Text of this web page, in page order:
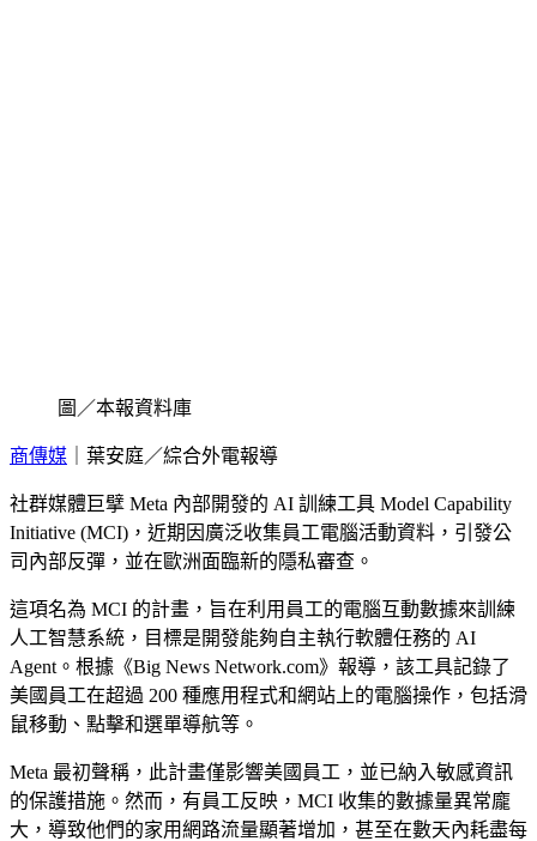
圖／本報資料庫
商傳媒 ｜葉安庭／綜合外電報導
社群媒體巨擘 Meta 內部開發的 AI 訓練工具 Model Capability
Initiative (MCI)，近期因廣泛收集員工電腦活動資料，引發公
司內部反彈，並在歐洲面臨新的隱私審查。
這項名為 MCI 的計畫，旨在利用員工的電腦互動數據來訓練
人工智慧系統，目標是開發能夠自主執行軟體任務的 AI
Agent。根據《Big News Network.com》報導，該工具記錄了
美國員工在超過 200 種應用程式和網站上的電腦操作，包括滑
鼠移動、點擊和選單導航等。
Meta 最初聲稱，此計畫僅影響美國員工，並已納入敏感資訊
的保護措施。然而，有員工反映，MCI 收集的數據量異常龐
大，導致他們的家用網路流量顯著增加，甚至在數天內耗盡每